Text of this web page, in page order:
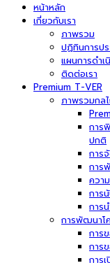
หน้าหลัก
เกี่ยวกับเรา
ภาพรวม
ปฏิทินการปร
แผนการดำเ
ติดต่อเรา
Premium T-VER
ภาพรวมกล
การ
ปกติ
การ
การ
ควา
การ
การ
การพัฒนาโ
การ
การ
การ